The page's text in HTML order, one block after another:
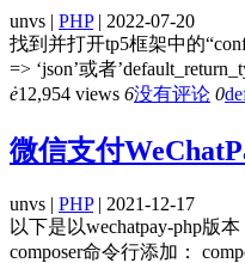
unvs | PHP| 2022-07-20
找到并打开tp5框架中的
=> ‘json’或者
ė12,954 views 6没有评论 0
微信支付
unvs | PHP| 2021-12-17
以下是以wechatpay-php版
composer命令行添加：